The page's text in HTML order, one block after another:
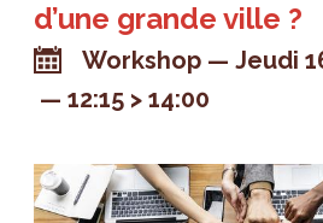
d’une grande ville ?
Workshop
Jeudi
12:15 > 14:00